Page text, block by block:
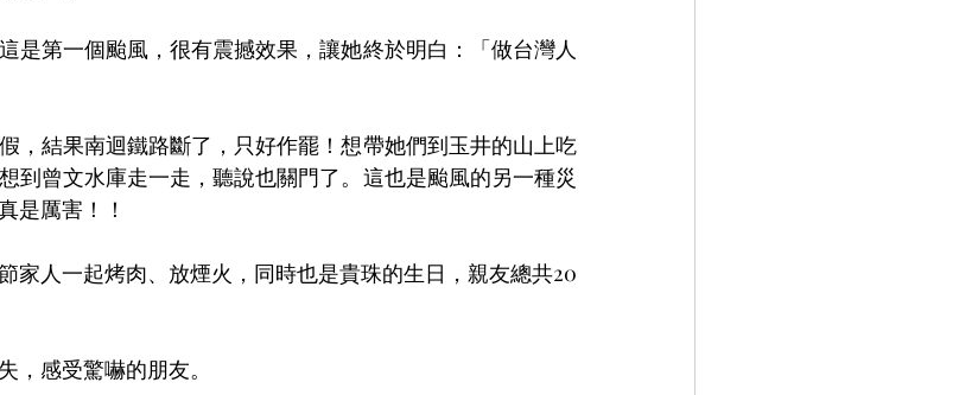
是第一個颱風，很有震撼效果，讓她終於明白：「做台灣人
，結果南迴鐵路斷了，只好作罷！想帶她們到玉井的山上吃
到曾文水庫走一走，聽說也關門了。這也是颱風的另一種災
是厲害！！
家人一起烤肉、放煙火，同時也是貴珠的生日，親友總共20
，感受驚嚇的朋友。